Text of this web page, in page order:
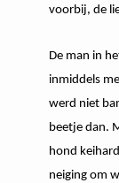
voorbij, de
De man in
inmiddels
werd niet
beetje dan.
hond
neiging om